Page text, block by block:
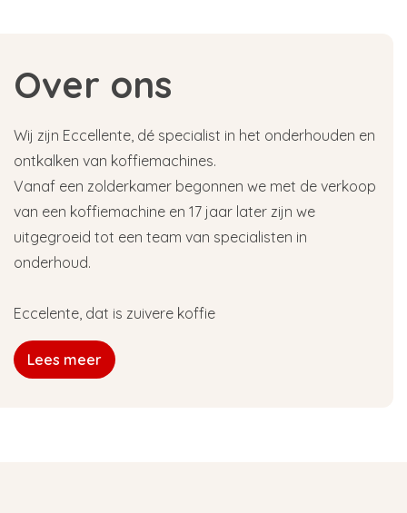
Over ons
Wij zijn Eccellente, dé specialist in het onderhouden en
ontkalken van koffiemachines.
Vanaf een zolderkamer begonnen we met de verkoop
van een koffiemachine en 17 jaar later zijn we
uitgegroeid tot een team van specialisten in
onderhoud.
Eccelente, dat is zuivere koffie
Lees meer